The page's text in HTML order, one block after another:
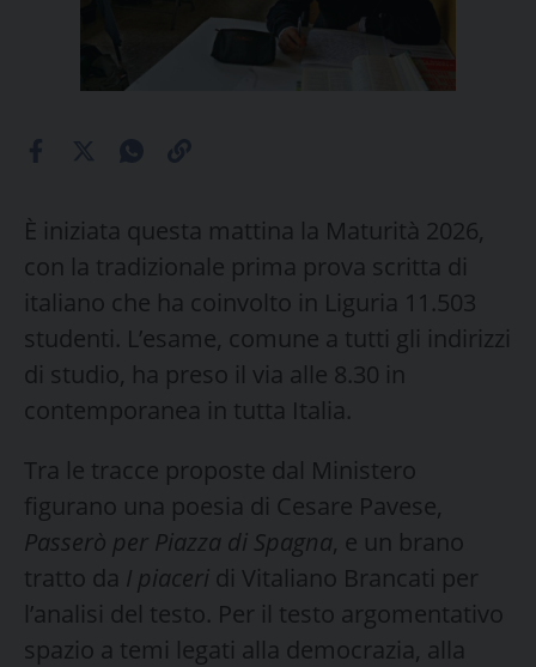
È iniziata questa mattina la Maturità 2026,
con la tradizionale prima prova scritta di
italiano che ha coinvolto in Liguria 11.503
studenti. L’esame, comune a tutti gli indirizzi
di studio, ha preso il via alle 8.30 in
contemporanea in tutta Italia.
Tra le tracce proposte dal Ministero
figurano una poesia di Cesare Pavese,
Passerò per Piazza di Spagna, e un brano
tratto da I piaceri di Vitaliano Brancati per
l’analisi del testo. Per il testo argomentativo
spazio a temi legati alla democrazia, alla